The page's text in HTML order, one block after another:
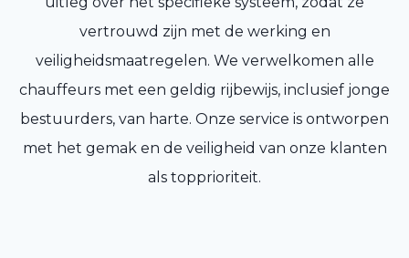
vertrouwd zijn met de werking en
veiligheidsmaatregelen. We verwelkomen alle
chauffeurs met een geldig rijbewijs, inclusief jonge
bestuurders, van harte. Onze service is ontworpen
met het gemak en de veiligheid van onze klanten
als topprioriteit.